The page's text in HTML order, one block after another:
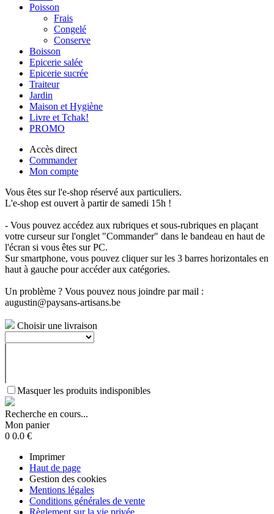
Poisson
Frais
Congelé
Conserve
Boisson
Epicerie salée
Epicerie sucrée
Traiteur
Jardin
Maison et Hygiène
Livre et Tchak!
PROMO
Accès direct
Commander
Mon compte
Vous êtes sur l'e-shop réservé aux particuliers.
L'e-shop est ouvert à partir de samedi 15h !
- Vous pouvez accédez aux rubriques et sous-rubriques en plaçant
votre curseur sur l'onglet "Commander" dans le bandeau en haut de
l'écran si vous êtes sur PC.
Sur smartphone, vous pouvez cliquer sur les 3 barres horizontales en
haut à gauche pour accéder aux catégories.
Un problème ? Vous pouvez nous joindre par mail :
augustin@paysans-artisans.be
Choisir une livraison
Masquer les produits indisponibles
Recherche en cours...
Mon panier
0 0.0 €
Imprimer
Haut de page
Gestion des cookies
Mentions légales
Conditions générales de vente
Règlement sur la vie privée